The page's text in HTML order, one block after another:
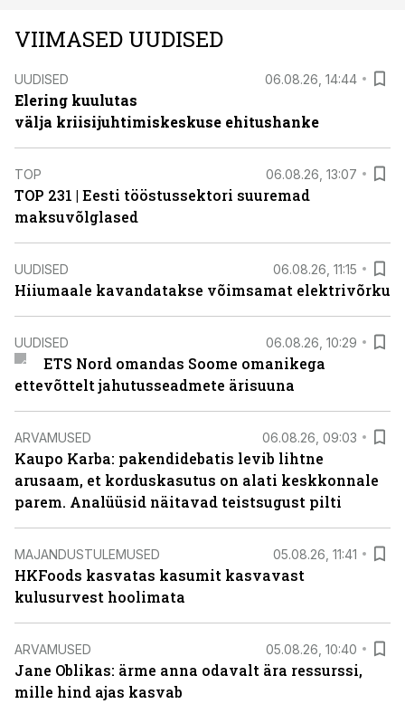
VIIMASED UUDISED
UUDISED 06.08.26, 14:44
Elering kuulutas
välja kriisijuhtimiskeskuse ehitushanke
TOP 06.08.26, 13:07
TOP 231 | Eesti tööstussektori suuremad
maksuvõlglased
UUDISED 06.08.26, 11:15
Hiiumaale kavandatakse võimsamat elektrivõrku
UUDISED 06.08.26, 10:29
ETS Nord omandas Soome omanikega
ettevõttelt jahutusseadmete ärisuuna
ARVAMUSED 06.08.26, 09:03
Kaupo Karba: pakendidebatis levib lihtne
arusaam, et korduskasutus on alati keskkonnale
parem. Analüüsid näitavad teistsugust pilti
MAJANDUSTULEMUSED 05.08.26, 11:41
HKFoods kasvatas kasumit kasvavast
kulusurvest hoolimata
ARVAMUSED 05.08.26, 10:40
Jane Oblikas: ärme anna odavalt ära ressurssi,
mille hind ajas kasvab